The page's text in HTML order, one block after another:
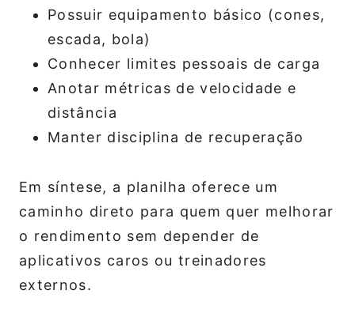
Possuir equipamento básico (cones,
escada, bola)
Conhecer limites pessoais de carga
Anotar métricas de velocidade e
distância
Manter disciplina de recuperação
Em síntese, a planilha oferece um
caminho direto para quem quer melhorar
o rendimento sem depender de
aplicativos caros ou treinadores
externos.